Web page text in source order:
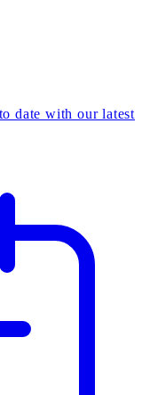
date with our latest